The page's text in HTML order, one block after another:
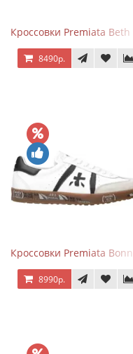
Кроссовки Premiata Beth
8490р.
Кроссовки Premiata
8990р.